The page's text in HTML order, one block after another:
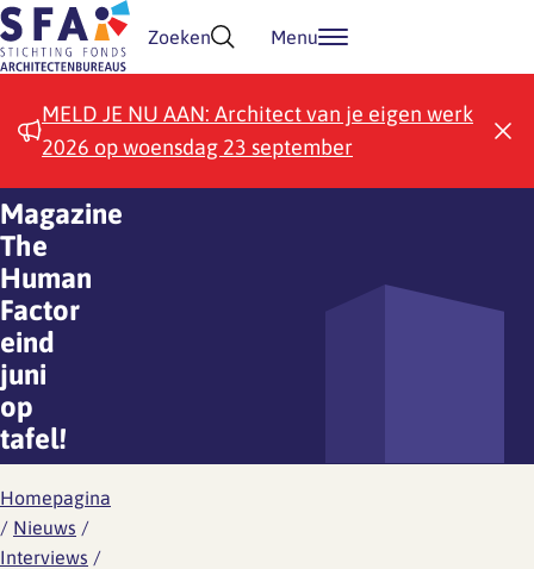
Doorgaan naar inhoud
Zoeken Menu
MELD JE NU AAN: Architect van je eigen werk
2026 op woensdag 23 september
Magazine
The
Human
Factor
eind
juni
op
tafel!
Homepagina
/ Nieuws /
Interviews /